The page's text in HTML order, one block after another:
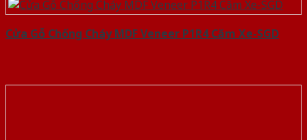
Cửa Gỗ Chống Cháy MDF Veneer P1R4 Căm Xe-SGD